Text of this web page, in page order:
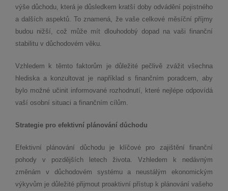
výše důchodu, která je důsledkem kratší doby odvádění pojistného
a dalších aspektů. To znamená, že vaše celkové měsíční příjmy
budou nižší, což může mít dlouhodobý dopad na vaši finanční
stabilitu v důchodovém věku.
Vzhledem k těmto faktorům je důležité pečlivě zvážit všechna
hlediska a konzultovat je například s finančním poradcem, aby
bylo možné učinit informované rozhodnutí, které nejlépe odpovídá
vaší osobní situaci a finančním cílům.
Strategie pro efektivní plánování důchodu
Efektivní plánování důchodu je klíčové pro zajištění finanční
pohody v pozdějších letech života. Vzhledem k nedávným
změnám v důchodovém systému a neustálým ekonomickým
výkyvům je důležité přijmout proaktivní přístup k plánování vašeho